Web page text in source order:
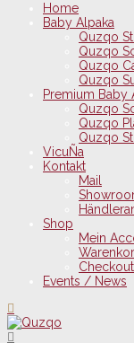
Home
Baby Alpaka
Quzqo
Quzqo
Quzqo
Quzqo
Premium Baby
Quzqo
Quzqo
Quzqo
VicuÑa
Kontakt
Mail
Shop
Mein
Checkout
Events / News